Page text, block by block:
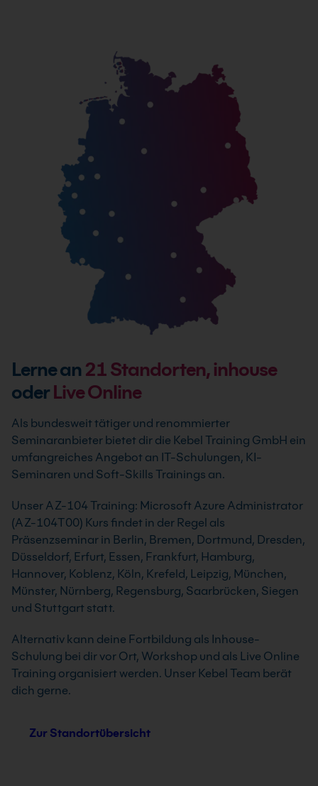
Lerne an 21Standorten, inhouse
oderLive Online
Als bundesweit tätiger und renommierter
Seminaranbieter bietet dir die Kebel Training GmbH ein
umfangreiches Angebot an IT-Schulungen, KI-
Seminaren und Soft-Skills Trainings an.
Unser AZ-104 Training: Microsoft Azure Administrator
(AZ-104T00) Kurs findet in der Regel als
Präsenzseminar in Berlin, Bremen, Dortmund, Dresden,
Düsseldorf, Erfurt, Essen, Frankfurt, Hamburg,
Hannover, Koblenz, Köln, Krefeld, Leipzig, München,
Münster, Nürnberg, Regensburg, Saarbrücken, Siegen
und Stuttgart statt.
Alternativ kann deine Fortbildung als Inhouse-
Schulung bei dir vor Ort, Workshop und als Live Online
Training organisiert werden. Unser Kebel Team berät
dich gerne.
Zur Standortübersicht